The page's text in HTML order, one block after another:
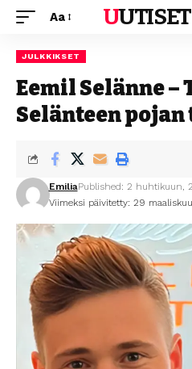
Aa
JULKKIKSET
Eemil Selänne –
Selänteen
Viimeksi päivitetty: 29
EmiliaPublished: 2 huhtikuun,